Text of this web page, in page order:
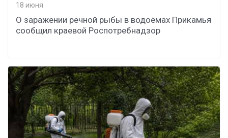
18 июня
О заражении речной рыбы в водоёмах Прикамья
сообщил краевой Роспотребнадзор